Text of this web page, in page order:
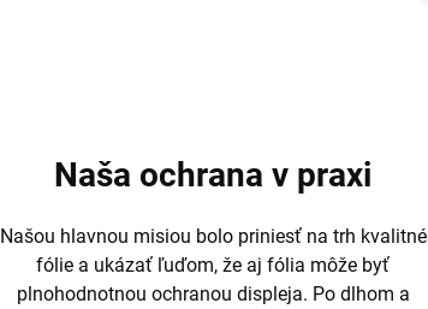
Naša ochrana v praxi
Našou hlavnou misiou bolo priniesť na trh kvalitné
fólie a ukázať ľuďom, že aj fólia môže byť
plnohodnotnou ochranou displeja. Po dlhom a